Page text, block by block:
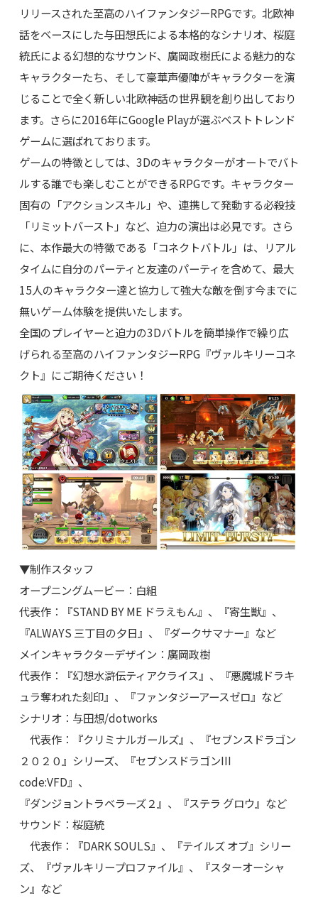
リリースされた至高のハイファンタジーRPGです。北欧神
話をベースにした与田想氏による本格的なシナリオ、桜庭
統氏による幻想的なサウンド、廣岡政樹氏による魅力的な
キャラクターたち、そして豪華声優陣がキャラクターを演
じることで全く新しい北欧神話の世界観を創り出しており
ます。さらに2016年にGoogle Playが選ぶベストトレンド
ゲームに選ばれております。
ゲームの特徴としては、3Dのキャラクターがオートでバト
ルする誰でも楽しむことができるRPGです。キャラクター
固有の「アクションスキル」や、連携して発動する必殺技
「リミットバースト」など、迫力の演出は必見です。さら
に、本作最大の特徴である「コネクトバトル」は、リアル
タイムに自分のパーティと友達のパーティを含めて、最大
15人のキャラクター達と協力して強大な敵を倒す今までに
無いゲーム体験を提供いたします。
全国のプレイヤーと迫力の3Dバトルを簡単操作で繰り広
げられる至高のハイファンタジーRPG『ヴァルキリーコネ
クト』にご期待ください！
▼制作スタッフ
オープニングムービー：白組
代表作：『STAND BY ME ドラえもん』、『寄生獣』、
『ALWAYS 三丁目の夕日』、『ダークサマナー』など
メインキャラクターデザイン：廣岡政樹
代表作：『幻想水滸伝ティアクライス』、『悪魔城ドラキ
ュラ奪われた刻印』、『ファンタジーアースゼロ』など
シナリオ：与田想/dotworks
代表作：『クリミナルガールズ』、『セブンスドラゴン
２０２０』シリーズ、『セブンスドラゴンIII
code:VFD』、
『ダンジョントラベラーズ２』、『ステラ グロウ』など
サウンド：桜庭統
代表作：『DARK SOULS』、『テイルズ オブ』シリー
ズ、『ヴァルキリープロファイル』、『スターオーシャ
ン』など